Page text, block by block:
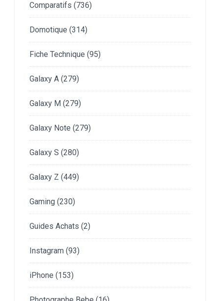
Comparatifs (736)
Domotique (314)
Fiche Technique (95)
Galaxy A (279)
Galaxy M (279)
Galaxy Note (279)
Galaxy S (280)
Galaxy Z (449)
Gaming (230)
Guides Achats (2)
Instagram (93)
iPhone (153)